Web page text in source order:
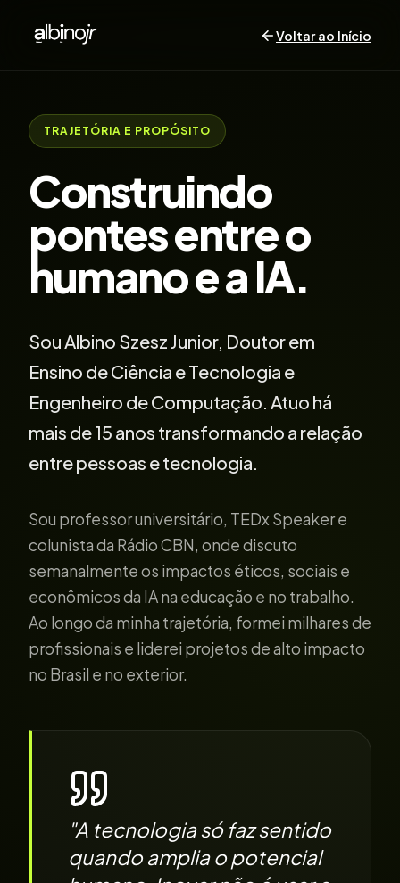
Voltar ao Início
TRAJETÓRIA E PROPÓSITO
Construindo
pontes entre o
humano e a IA.
Sou Albino Szesz Junior, Doutor em
Ensino de Ciência e Tecnologia e
Engenheiro de Computação. Atuo há
mais de 15 anos transformando a relação
entre pessoas e tecnologia.
Sou professor universitário, TEDx Speaker e
colunista da Rádio CBN, onde discuto
semanalmente os impactos éticos, sociais e
econômicos da IA na educação e no trabalho.
Ao longo da minha trajetória, formei milhares de
profissionais e liderei projetos de alto impacto
no Brasil e no exterior.
"A tecnologia só faz sentido
quando amplia o potencial